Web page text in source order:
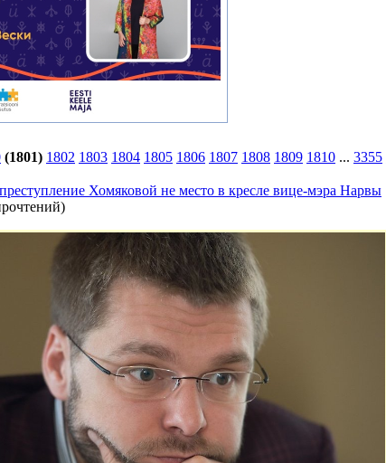
(1801) 1802 1803 1804 1805 1806 1807 1808 1809 1810 ... 3355
Хомяковой не место в кресле вице-мэра Нарвы
)